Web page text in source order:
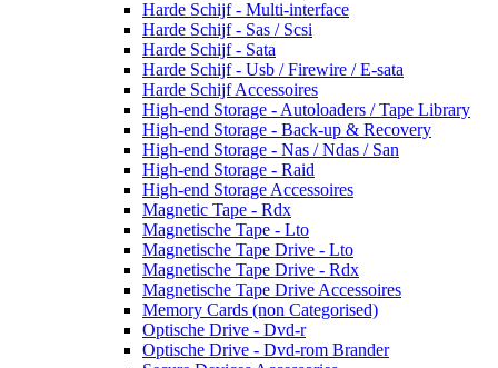
Harde Schijf - Multi-interface
Harde Schijf - Sas / Scsi
Harde Schijf - Sata
Harde Schijf - Usb / Firewire / E-sata
Harde Schijf Accessoires
High-end Storage - Autoloaders / Tape Library
High-end Storage - Back-up & Recovery
High-end Storage - Nas / Ndas / San
High-end Storage - Raid
High-end Storage Accessoires
Magnetic Tape - Rdx
Magnetische Tape - Lto
Magnetische Tape Drive - Lto
Magnetische Tape Drive - Rdx
Magnetische Tape Drive Accessoires
Memory Cards (non Categorised)
Optische Drive - Dvd-r
Optische Drive - Dvd-rom Brander